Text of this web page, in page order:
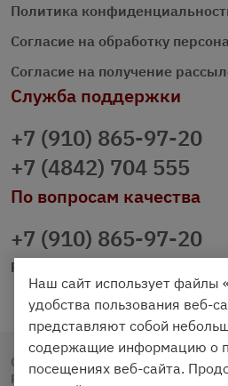
Политика
Согласие на обработку
Согласие на получение
Служба поддержки
+7 (910) 865-97-20
+7 (4842) 704 555
По вопросам качества
+7 (910) 865-97-20
prazdnichniy40@palmi.ru
Copyright © 2020 - 2026.
Разработка и продвижение - Vegas
Наш сайт использует файлы
удобства пользования веб-
представляют собой
содержащие информацию о
посещениях веб-сайта.